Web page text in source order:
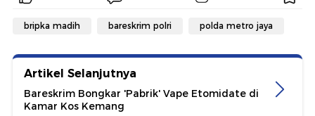
bripka madih bareskrim polri polda metro jaya
Artikel Selanjutnya
Bareskrim Bongkar 'Pabrik' Vape Etomidate di
Kamar Kos Kemang